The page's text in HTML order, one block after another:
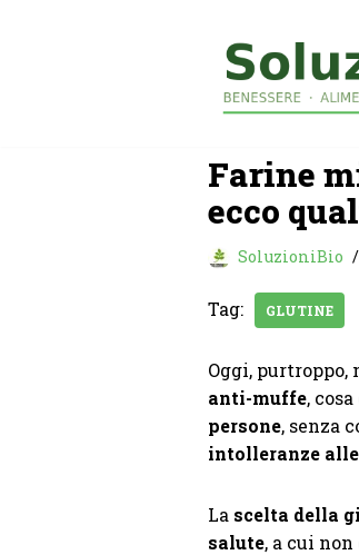
Farine
ecco
SoluzioniBio
Tag: GLUTINE
Oggi, purtroppo,
anti-muffe,
persone, senza
intolleranze
La scelta della
salute, a cui